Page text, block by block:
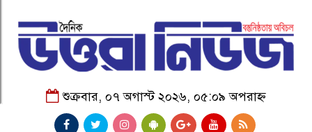
শুক্রবার, ০৭ অগাস্ট ২০২৬, ০৫:০৯ অপরাহ্ন